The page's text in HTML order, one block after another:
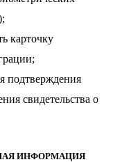
карточку
подтверждения
свидетельства о
ИНФОРМАЦИЯ